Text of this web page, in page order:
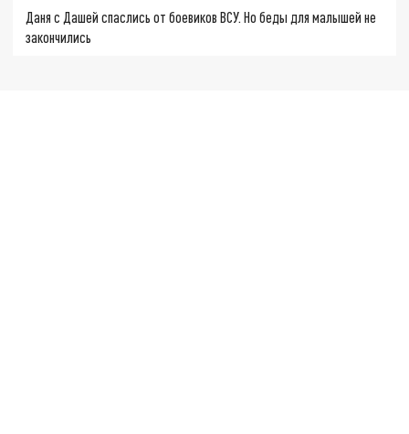
Даня с Дашей спаслись от боевиков ВСУ. Но беды для малышей не
закончились